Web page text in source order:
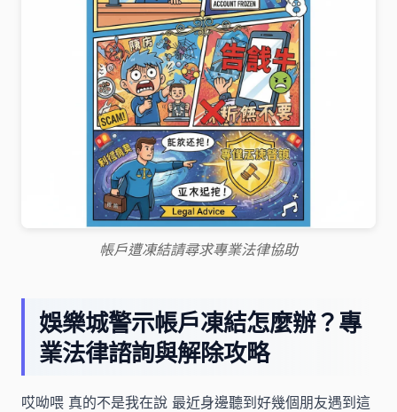
帳戶遭凍結請尋求專業法律協助
娛樂城警示帳戶凍結怎麼辦？專
業法律諮詢與解除攻略
哎呦喂 真的不是我在說 最近身邊聽到好幾個朋友遇到這